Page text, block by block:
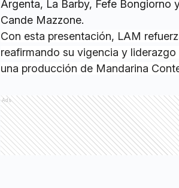
Argenta, La Barby, Fefe Bongiorno
Cande Mazzone.
Con esta presentación, LAM
reafirmando su vigencia y
una producción de Mandarina
Ads